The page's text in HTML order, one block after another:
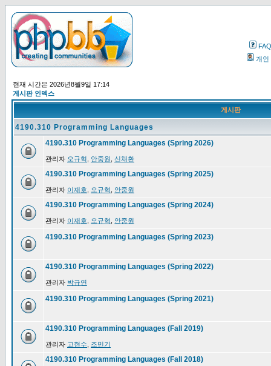
FAQ
개인
현재 시간은 2026년8월9일 17:14
게시판 인덱스
게시판
4190.310 Programming Languages
4190.310 Programming Languages (Spring 2026)
관리자 오규혁 안중원 신채환
4190.310 Programming Languages (Spring 2025)
관리자 이재호 오규혁 안중원
4190.310 Programming Languages (Spring 2024)
관리자 이재호 오규혁 안중원
4190.310 Programming Languages (Spring 2023)
4190.310 Programming Languages (Spring 2022)
관리자 박규연
4190.310 Programming Languages (Spring 2021)
4190.310 Programming Languages (Fall 2019)
관리자 고현수 조민기
4190.310 Programming Languages (Fall 2018)